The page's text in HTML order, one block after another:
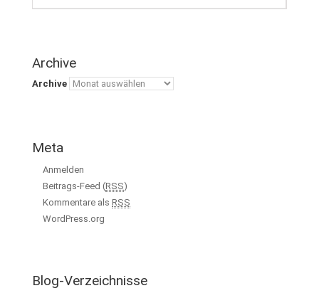
Archive
Archive
Meta
Anmelden
Beitrags-Feed (RSS)
Kommentare als RSS
WordPress.org
Blog-Verzeichnisse